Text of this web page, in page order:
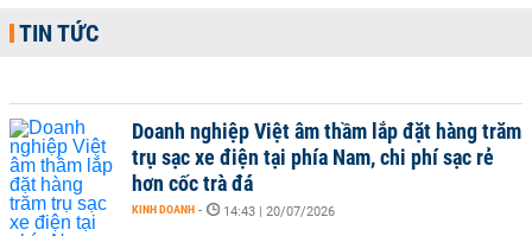
TIN TỨC
Doanh nghiệp Việt âm thầm lắp đặt hàng trăm
trụ sạc xe điện tại phía Nam, chi phí sạc rẻ
hơn cốc trà đá
KINH DOANH - 14:43 | 20/07/2026